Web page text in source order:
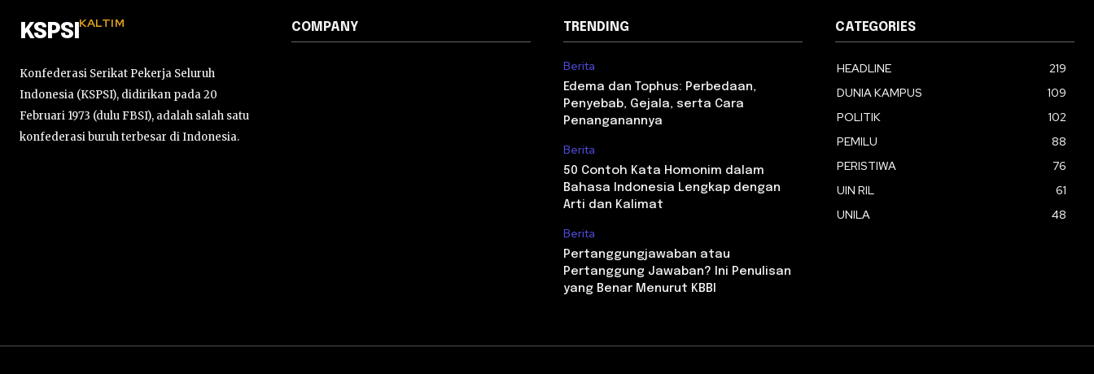
KSPSI KALTIM
Konfederasi Serikat Pekerja Seluruh
Indonesia (KSPSI), didirikan pada 20
Februari 1973 (dulu FBSI), adalah salah satu
konfederasi buruh terbesar di Indonesia.
COMPANY TRENDING
Berita
Edema dan Tophus: Perbedaan,
Penyebab, Gejala, serta Cara
Penanganannya
Berita
50 Contoh Kata Homonim dalam
Bahasa Indonesia Lengkap dengan
Arti dan Kalimat
Berita
Pertanggungjawaban atau
Pertanggung Jawaban? Ini Penulisan
yang Benar Menurut KBBI
CATEGORIES
HEADLINE
219
DUNIA KAMPUS
109
POLITIK
102
PEMILU
88
PERISTIWA
76
UIN RIL
61
UNILA
48